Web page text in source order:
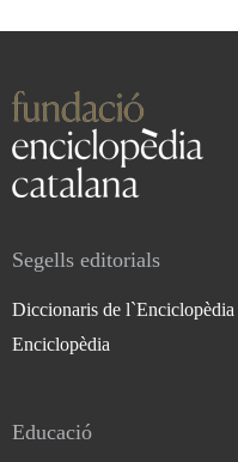
Segells editorials
Diccionaris de l`Enciclopèdia
Enciclopèdia
Educació